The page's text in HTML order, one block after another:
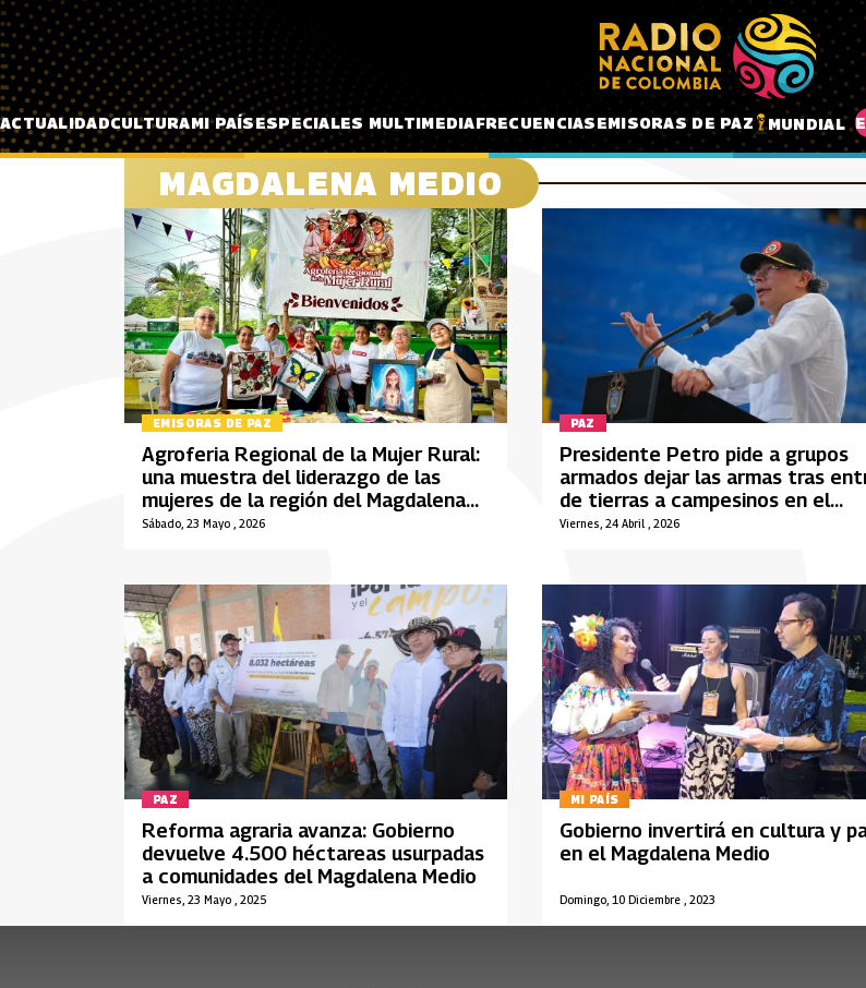
Pasar al contenido principal
ACTUALIDADCULTURAMI PAÍSESPECIALES MULTIMEDIAFRECUENCIASEMISORAS DE PAZ MUNDIAL
MAGDALENA MEDIO
EMISORAS DE PAZ
Sábado, 23 Mayo , 2026
Agroferia Regional de la Mujer Rural:
una muestra del liderazgo de las
mujeres de la región del Magdalena
Medio
PAZ
Viernes, 24 Abril , 2026
Presidente Petro pide a grupos
armados dejar las armas tras
de tierras a campesinos en el
Magdalena Medio
PAZ
Viernes, 23 Mayo , 2025
Reforma agraria avanza: Gobierno
devuelve 4.500 héctareas usurpadas
a comunidades del Magdalena Medio
MI PAÍS
Domingo, 10 Diciembre , 2023
Gobierno invertirá en cultura y
en el Magdalena Medio